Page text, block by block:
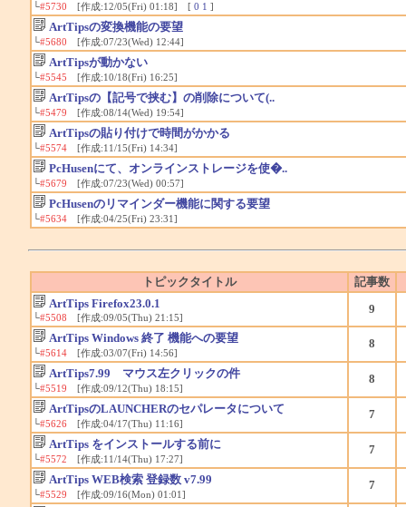
└#5730 [作成:12/05(Fri) 01:18] [ 0 1 ]
ArtTipsの変換機能の要望
└#5680 [作成:07/23(Wed) 12:44]
ArtTipsが動かない
└#5545 [作成:10/18(Fri) 16:25]
ArtTipsの【記号で挟む】の削除について(..
└#5479 [作成:08/14(Wed) 19:54]
ArtTipsの貼り付けで時間がかかる
└#5574[作成:11/15(Fri) 14:34]
PcHusenにて、オンラインストレージを使�..
└#5679 [作成:07/23(Wed) 00:57]
PcHusenのリマインダー機能に関する要望
└#5634[作成:04/25(Fri) 23:31]
トピックタイトル
記事数
ArtTips Firefox23.0.1
└#5508 [作成:09/05(Thu) 21:15]
9
ArtTips Windows 終了 機能への要望
└#5614[作成:03/07(Fri) 14:56]
8
ArtTips7.99 マウス左クリックの件
└#5519 [作成:09/12(Thu) 18:15]
8
ArtTipsのLAUNCHERのセパレータについて
└#5626[作成:04/17(Thu) 11:16]
7
ArtTips をインストールする前に
└#5572 [作成:11/14(Thu) 17:27]
7
ArtTips WEB検索 登録数 v7.99
└#5529 [作成:09/16(Mon) 01:01]
7